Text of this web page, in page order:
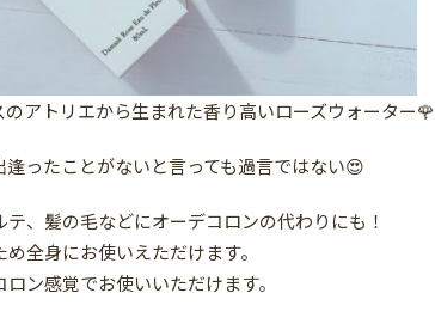
アトリエから生まれた香り高いローズウォーター🌹
ったことがないと言っても過言ではない😍
、髪の毛などにオーデコロンの代わりにも！
全身にお使いえただけます。
ン感覚でお使いいただけます。